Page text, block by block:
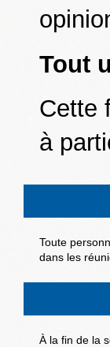
Tout
Cette
à
Toute
dans les
À la fin de la